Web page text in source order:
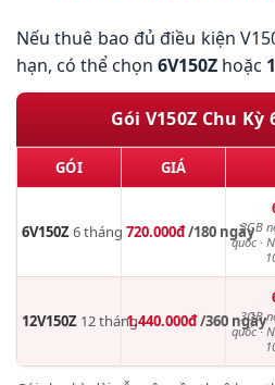
Nếu thuê bao đủ điều kiện
hạn, có thể chọn 6V150Z hoặc
Gói V150Z Chu Kỳ
GÓI GIÁ
6V150Z6 tháng 720.000đ/180 ngày
3GB
quốc ·
12V150Z 12 tháng1.440.000đ/360 ngày
3GB
quốc ·